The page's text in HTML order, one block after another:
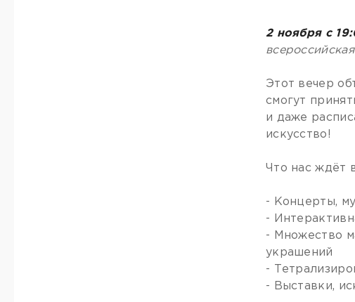
2 ноября с
Этот вечер
смогут
и даже
искусство!
Что нас ждёт
- Концерты,
-
- Множество
украшений
-
- Выставки,